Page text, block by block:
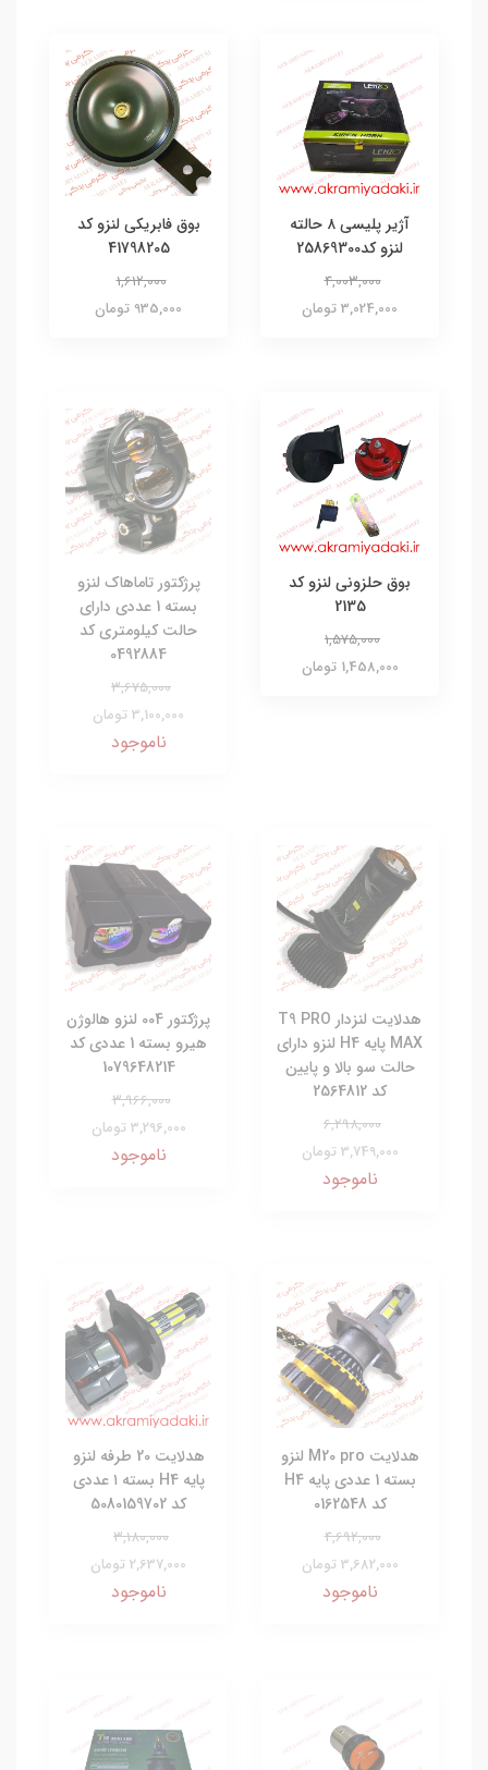
آژیر پلیسی ۸ حالته
لنزو کد25869300
4,003,000
3,024,000 تومان
بوق فابریکی لنزو کد
41798205
1,612,000
935,000 تومان
بوق حلزونی لنزو کد
2135
1,575,000
1,458,000 تومان
پرژکتور تاماهاک لنزو
بسته 1 عددی دارای
حالت کیلومتری کد
0492884
3,675,000
3,100,000 تومان
ناموجود
هدلایت لنزدار T9 PRO
MAX پایه H4 لنزو دارای
حالت سو بالا و پایین
کد 2564812
6,298,000
3,749,000 تومان
ناموجود
پرژکتور 004 لنزو هالوژن
هیرو بسته 1 عددی کد
1079648214
3,966,000
3,296,000 تومان
ناموجود
هدلایت M20 pro لنزو
بسته 1 عددی پایه H4
کد 0162548
4,692,000
3,682,000 تومان
ناموجود
هدلایت 20 طرفه لنزو
پایه H4 بسته ۱ عددی
کد 5080159702
3,180,000
2,637,000 تومان
ناموجود